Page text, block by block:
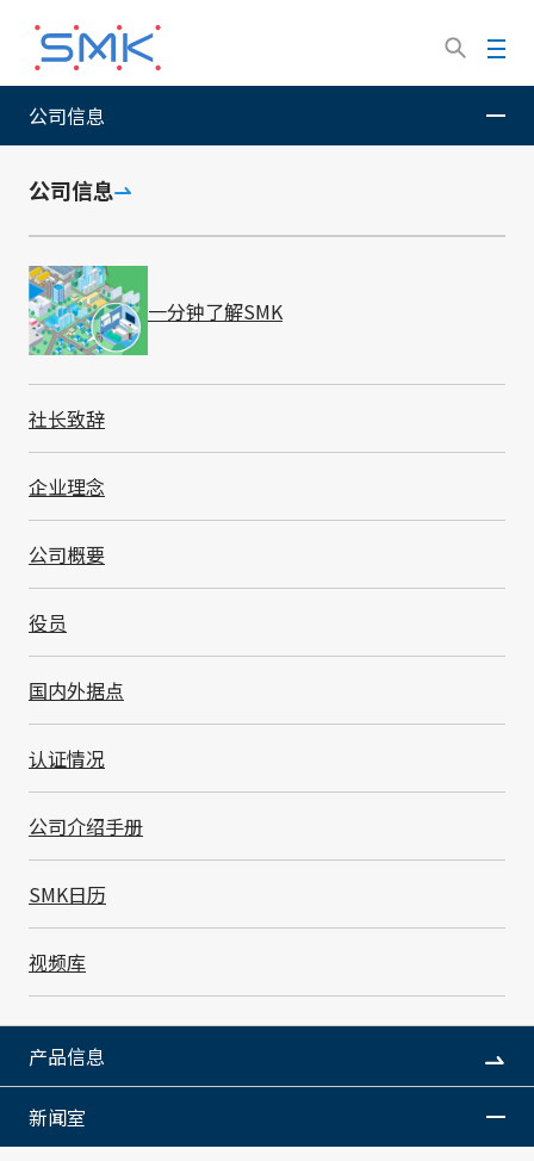
公司信息
公司信息
一分钟了解SMK
社长致辞
企业理念
公司概要
役员
国内外据点
认证情况
公司介绍手册
SMK日历
视频库
产品信息
新闻室
SMK股份有限公司
业务连续性管理（BCM）
SMK为了在灾害发生时将影响降至最低, 并履行对利益相
关者的责任, 由2007年设置的BCM委员会带头, 举全公司
之力将替代战略和当地重建战略相结合的业务连续性计划
（BCP）抬到了新的高度。我们将没有电、建筑物没法
震、火灾、水灾、火山喷发、传染病等事件的特异性, 开
展应对多重危险的业务连续性管理（BCM）。
体制